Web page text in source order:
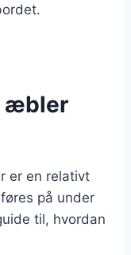
æbler
er en relativt
på under
til, hvordan